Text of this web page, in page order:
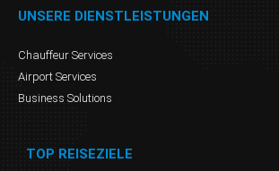
UNSERE DIENSTLEISTUNGEN
Chauffeur Services
Airport Services
Business Solutions
TOP REISEZIELE